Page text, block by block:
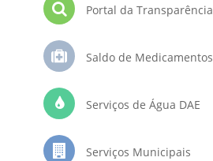
Portal da Transparência
Saldo de Medicamentos
Serviços de Água DAE
Serviços Municipais